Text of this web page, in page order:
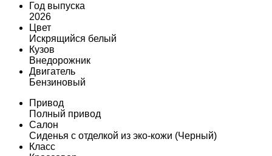
Год выпуска
2026
Цвет
Искрящийся белый
Кузов
Внедорожник
Двигатель
Бензиновый
Привод
Полный привод
Салон
Сиденья с отделкой из эко-кожи (Черный)
Класс